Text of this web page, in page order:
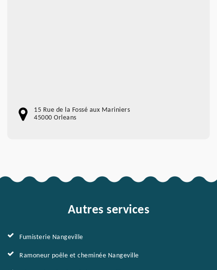
15 Rue de la Fossé aux Mariniers
45000 Orleans
Autres services
Fumisterie Nangeville
Ramoneur poêle et cheminée Nangeville